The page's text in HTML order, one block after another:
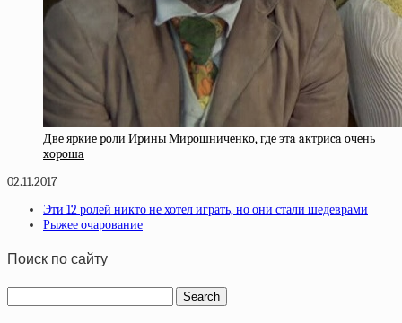
Двe яpкиe poли Иpины Миpoшничeнкo, гдe этa aктpиca oчeнь
xopoшa
02.11.2017
Эти 12 ролей никто не хотел играть, но они стали шедеврами
Рыжее очарование
Поиск по сайту